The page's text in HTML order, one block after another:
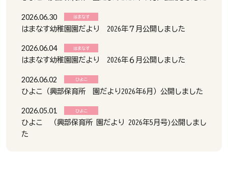
2026.06.30 はまなす
はまなす幼稚園園だより 2026年７月公開しました
2026.06.04 はまなす
はまなす幼稚園園だより 2026年６月公開しました
2026.06.02 ひよこ
ひよこ（興部保育所 園だより2026年6月）公開しました
2026.05.01 ひよこ
ひよこ （興部保育所 園だより 2026年5月号)公開しまし
た